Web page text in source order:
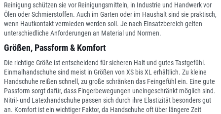
Reinigung schützen sie vor Reinigungsmitteln, in Industrie und Handwerk vor
Ölen oder Schmierstoffen. Auch im Garten oder im Haushalt sind sie praktisch,
wenn Hautkontakt vermieden werden soll. Je nach Einsatzbereich gelten
unterschiedliche Anforderungen an Material und Normen.
Größen, Passform & Komfort
Die richtige Größe ist entscheidend für sicheren Halt und gutes Tastgefühl.
Einmalhandschuhe sind meist in Größen von XS bis XL erhältlich. Zu kleine
Handschuhe reißen schnell, zu große schränken das Feingefühl ein. Eine gute
Passform sorgt dafür, dass Fingerbewegungen uneingeschränkt möglich sind.
Nitril- und Latexhandschuhe passen sich durch ihre Elastizität besonders gut
an. Komfort ist ein wichtiger Faktor, da Handschuhe oft über längere Zeit